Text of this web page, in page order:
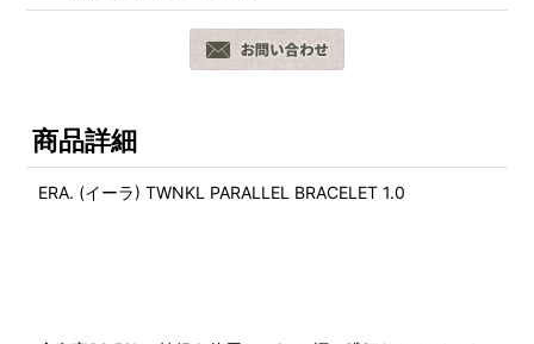
商品詳細
ERA. (イーラ) TWNKL PARALLEL BRACELET 1.0